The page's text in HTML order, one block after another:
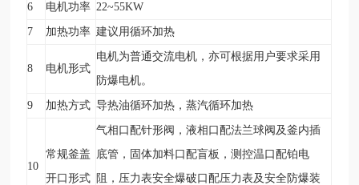
6 电机功率 22~55KW
7 加热功率 建议用循环加热
8 电机形式
电机为普通交流电机，亦可根据用户要求采用
防爆电机。
9 加热方式 导热油循环加热，蒸汽循环加热
10
常规釜盖
开口形式
气相口配针形阀，液相口配法兰球阀及釜内插
底管，固体加料口配盲板，测控温口配铂电
阻，压力表安全爆破口配压力表及安全防爆装